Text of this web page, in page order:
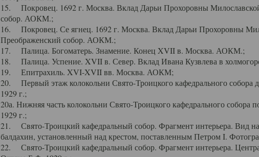
15. Покровец. 1692 г. Москва. Вклад Дарьи Прохоровны
собор. АОКМ.;
16. Покровец. Се ягнец. 1692 г. Москва. Вклад Дарьи Прохоровны
Преображенский собор. АОКМ.;
17. Палица. Богоматерь. Знамение. Конец XVII в. Москва. АОКМ.;
18. Палица. Успение. XVII в. Север. Вклад Ивана Кузвлева в
19. Епитрахиль. XVI-XVII вв. Москва. АОКМ;
20. Первый этаж колокольни Свято-Троицкого кафедрального собора
1929 г.;
20а. Нижняя часть колокольни Свято-Троицкого кафедрального собора
1929 г.;
21. Свято-Троицкий кафедральный собор. Фрагмент интерьера. Вид
балдахин, установленный над крестом, поставленным Петром I.
22. Свято-Троицкий кафедральный собор. Фрагмент интерьера.